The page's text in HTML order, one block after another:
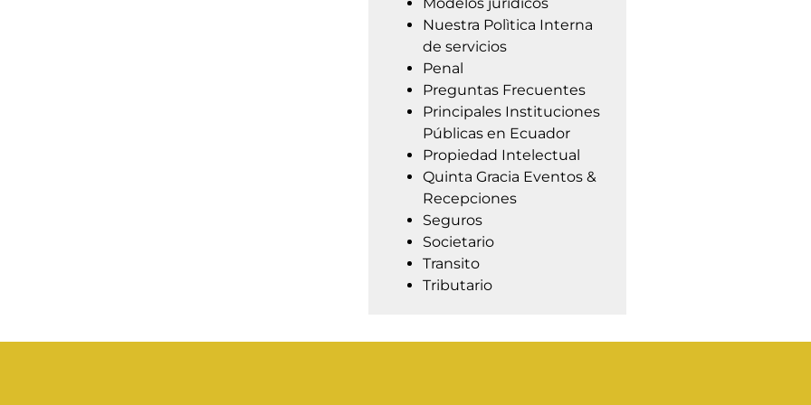
Modelos jurídicos
Nuestra Polìtica Interna
de servicios
Penal
Preguntas Frecuentes
Principales Instituciones
Públicas en Ecuador
Propiedad Intelectual
Quinta Gracia Eventos &
Recepciones
Seguros
Societario
Transito
Tributario